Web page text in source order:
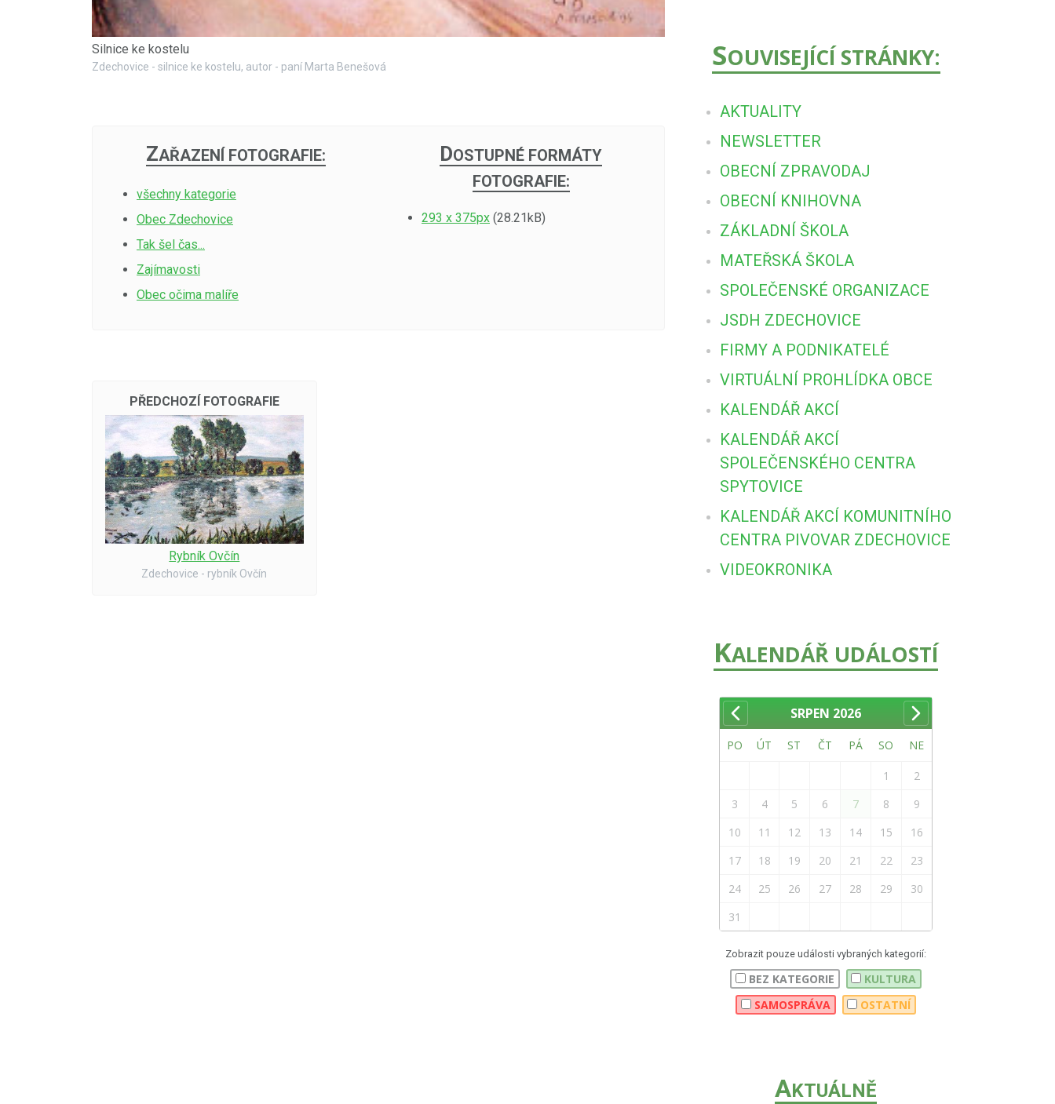
Silnice ke kostelu
Zdechovice - silnice ke kostelu, autor - paní Marta Benešová
ZAŘAZENÍ FOTOGRAFIE:
všechny kategorie
Obec Zdechovice
Tak šel čas...
Zajímavosti
Obec očima malíře
DOSTUPNÉ FORMÁTY
FOTOGRAFIE:
293 x 375px (28.21kB)
PŘEDCHOZÍ FOTOGRAFIE
Rybník Ovčín
Zdechovice - rybník Ovčín
SOUVISEJÍCÍ STRÁNKY:
AKTUALITY
NEWSLETTER
OBECNÍ ZPRAVODAJ
OBECNÍ KNIHOVNA
ZÁKLADNÍ ŠKOLA
MATEŘSKÁ ŠKOLA
SPOLEČENSKÉ ORGANIZACE
JSDH ZDECHOVICE
FIRMY A PODNIKATELÉ
VIRTUÁLNÍ PROHLÍDKA OBCE
KALENDÁŘ AKCÍ
KALENDÁŘ AKCÍ
SPOLEČENSKÉHO CENTRA
SPYTOVICE
KALENDÁŘ AKCÍ KOMUNITNÍHO
CENTRA PIVOVAR ZDECHOVICE
VIDEOKRONIKA
KALENDÁŘ UDÁLOSTÍ
SRPEN 2026
PO ÚT ST ČT PÁ SO NE
1
2
3
4 5 6 7 8
9
10
11 12 13 14 15
16
17
18 19 20 21 22
23
24
25 26 27 28 29
30
31
Zobrazit pouze události vybraných kategorií:
BEZ KATEGORIE
KULTURA
SAMOSPRÁVA
OSTATNÍ
AKTUÁLNĚ